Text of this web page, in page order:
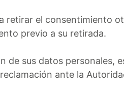
retirar el consentimiento
previo a su retirada.
de sus datos personales,
ante la